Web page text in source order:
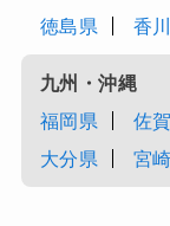
徳島県
香
九州・沖縄
福岡県
佐
大分県
宮